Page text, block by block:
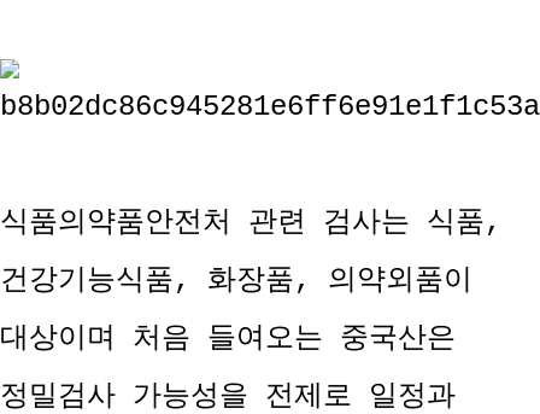
식품의약품안전처 관련 검사는 식품,
건강기능식품, 화장품, 의약외품이
대상이며 처음 들여오는 중국산은
정밀검사 가능성을 전제로 일정과